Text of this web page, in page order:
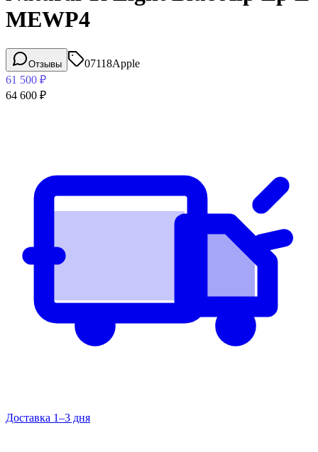
MEWP4
Отзывы 07118Apple
61 500 ₽
64 600 ₽
Доставка 1–3 дня